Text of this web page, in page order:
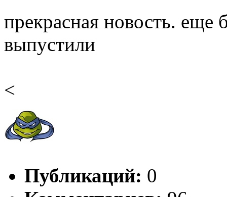
прекрасная новость. еще
выпустили
<
Публикаций: 0